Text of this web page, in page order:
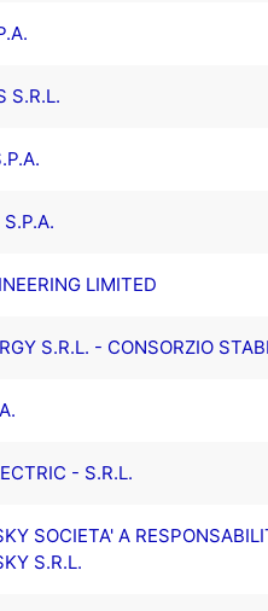
S.R.L.
LIMITED
S.R.L. - CONSORZIO
- S.R.L.
SOCIETA' A
S.R.L.